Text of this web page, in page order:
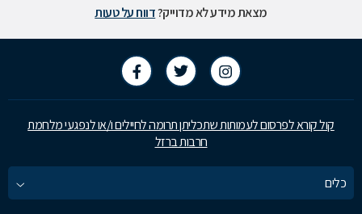
מצאת מידע לא מדוייק?דווח על טעות
קול קורא לפרסום לעמותות שתכליתן תרומה לחיילים ו/או לנפגעי מלחמת
חרבות ברזל
כלים